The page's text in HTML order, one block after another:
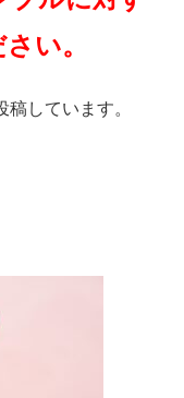
い。
しています。